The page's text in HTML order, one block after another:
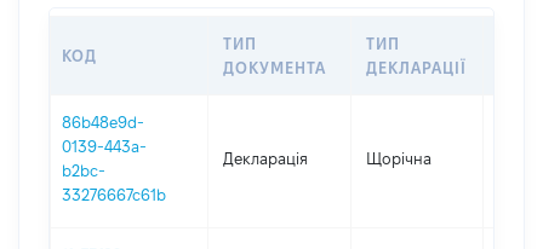
КОД
ТИП
ДОКУМЕНТА
ТИП
ДЕКЛАРАЦІЇ
86b48e9d-
0139-443a-
b2bc-
33276667c61b
Декларація Щорічна